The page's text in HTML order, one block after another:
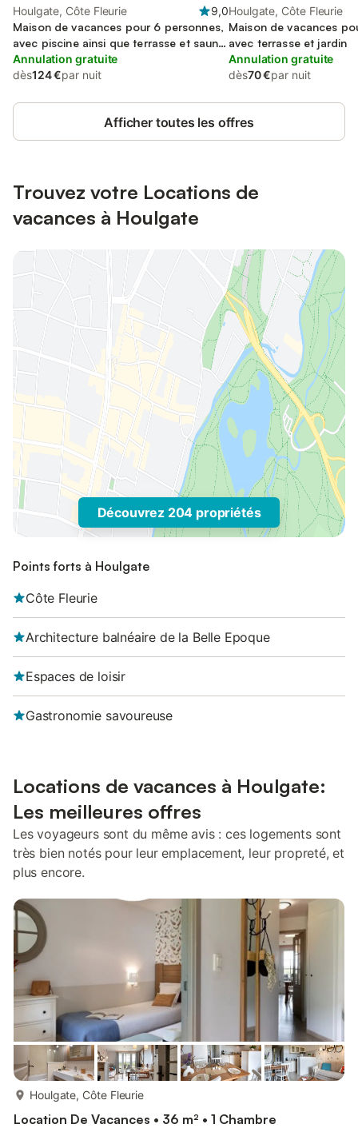
Houlgate, Côte Fleurie
9,0
Maison de vacances pour 6 personnes,
avec piscine ainsi que terrasse et sauna,
animaux acceptés
Annulation gratuite
dès124 €par nuit
Houlgate, Côte Fleurie
Maison de vacances
avec terrasse et jardin
Annulation gratuite
dès70 €par nuit
Afficher toutes les offres
Trouvez votre Locations de
vacances à Houlgate
Découvrez 204 propriétés
Points forts à Houlgate
Côte Fleurie
Architecture balnéaire de la Belle Epoque
Espaces de loisir
Gastronomie savoureuse
Locations de vacances à Houlgate:
Les meilleures offres
Les voyageurs sont du même avis : ces logements sont
très bien notés pour leur emplacement, leur propreté, et
plus encore.
Houlgate, Côte Fleurie
Location De Vacances • 36 m² • 1 Chambre